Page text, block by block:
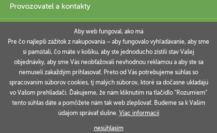
Provozovatel a kontakty
INFORMACE
VAŠE OBJEDNÁVKY
Technicky zajišťujeSimplia.cz.
Aby web fungoval, ako má
Pre čo najlepší zážitok z nakupovania – aby fungovalo vyhľadávanie, aby sme
si pamätali, čo máte v košíku, aby ste jednoducho zistili stav Vašej
objednávky, aby sme Vás neobťažovali nevhodnou reklamou a aby ste sa
nemuseli zakaždým prihlasovať. Preto od Vás potrebujeme súhlas so
spracovaním súborov cookies, tj malých súborov, ktoré sa dočasne ukladajú
vo Vašom prehliadači. Ďakujeme, že nám kliknutím na tlačidlo "Rozumiem"
tento súhlas dáte a pomôžete nám tak web zlepšovať. Budeme sa k Vašim
údajom správať slušne. Viac informacií
nesúhlasím